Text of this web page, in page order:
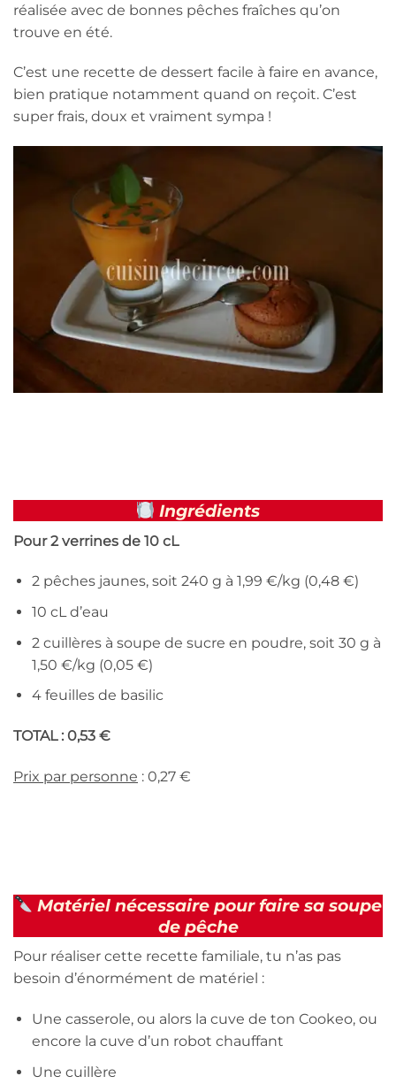
réalisée avec de bonnes pêches fraîches qu’on
trouve en été.
C’est une recette de dessert facile à faire en avance,
bien pratique notamment quand on reçoit. C’est
super frais, doux et vraiment sympa !
Ingrédients
Pour 2 verrines de 10 cL
2 pêches jaunes, soit 240 g à 1,99 €/kg (0,48 €)
10 cL d’eau
2 cuillères à soupe de sucre en poudre, soit 30 g à
1,50 €/kg (0,05 €)
4 feuilles de basilic
TOTAL : 0,53 €
Prix par personne : 0,27 €
Matériel nécessaire pour faire sa soupe
de pêche
Pour réaliser cette recette familiale, tu n’as pas
besoin d’énormément de matériel :
Une casserole, ou alors la cuve de ton Cookeo, ou
encore la cuve d’un robot chauffant
Une cuillère